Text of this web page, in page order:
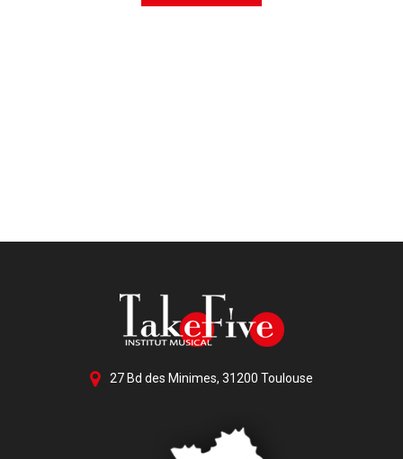
27 Bd des Minimes, 31200 Toulouse